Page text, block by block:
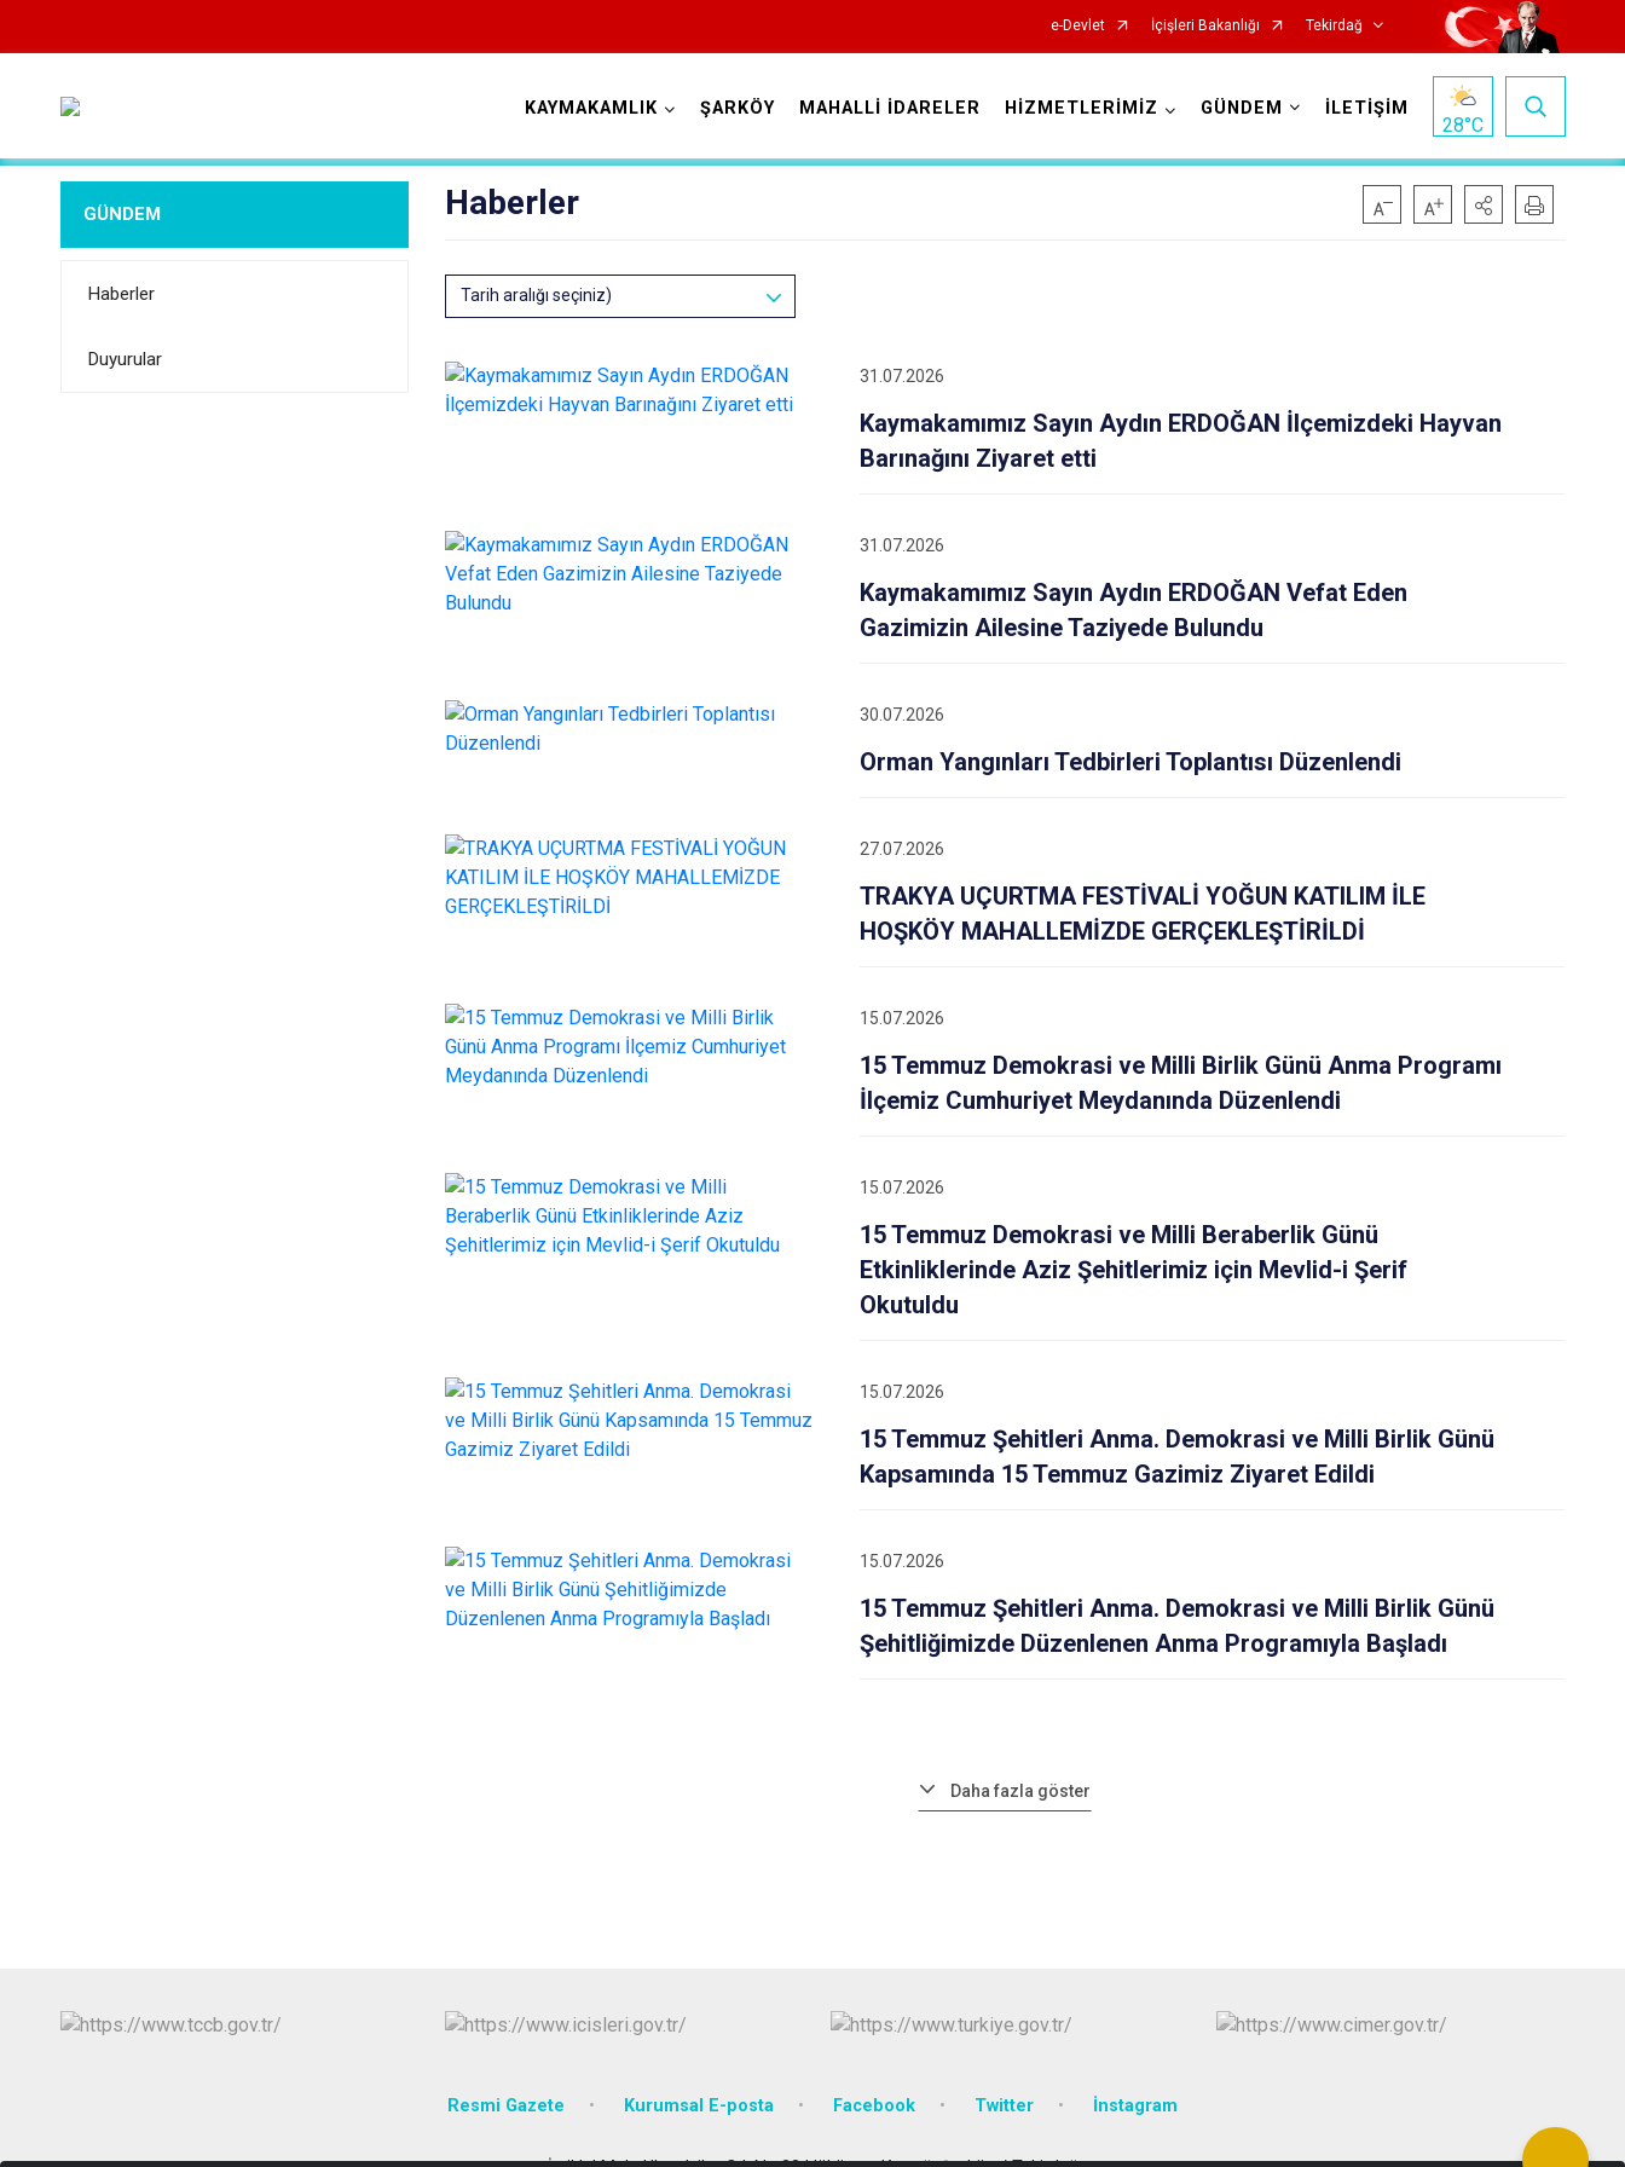
e-Devlet İçişleri Bakanlığı Tekirdağ
Muratlı
Şarköy
KAYMAKAMLIK ŞARKÖY MAHALLİ İDARELER HİZMETLERİMİZ GÜNDEM İLETİŞİM
28°C
GÜNDEM
Haberler
Duyurular
Haberler
Tarih aralığı seçiniz)
31.07.2026
Kaymakamımız Sayın Aydın ERDOĞAN İlçemizdeki Hayvan
Barınağını Ziyaret etti
31.07.2026
Kaymakamımız Sayın Aydın ERDOĞAN Vefat Eden
Gazimizin Ailesine Taziyede Bulundu
30.07.2026
Orman Yangınları Tedbirleri Toplantısı Düzenlendi
27.07.2026
TRAKYA UÇURTMA FESTİVALİ YOĞUN KATILIM İLE
HOŞKÖY MAHALLEMİZDE GERÇEKLEŞTİRİLDİ
15.07.2026
15 Temmuz Demokrasi ve Milli Birlik Günü Anma Programı
İlçemiz Cumhuriyet Meydanında Düzenlendi
15.07.2026
15 Temmuz Demokrasi ve Milli Beraberlik Günü
Etkinliklerinde Aziz Şehitlerimiz için Mevlid-i Şerif
Okutuldu
15.07.2026
15 Temmuz Şehitleri Anma. Demokrasi ve Milli Birlik Günü
Kapsamında 15 Temmuz Gazimiz Ziyaret Edildi
15.07.2026
15 Temmuz Şehitleri Anma. Demokrasi ve Milli Birlik Günü
Şehitliğimizde Düzenlenen Anma Programıyla Başladı
Daha fazla göster
Resmi Gazete Kurumsal E-posta Facebook Twitter İnstagram